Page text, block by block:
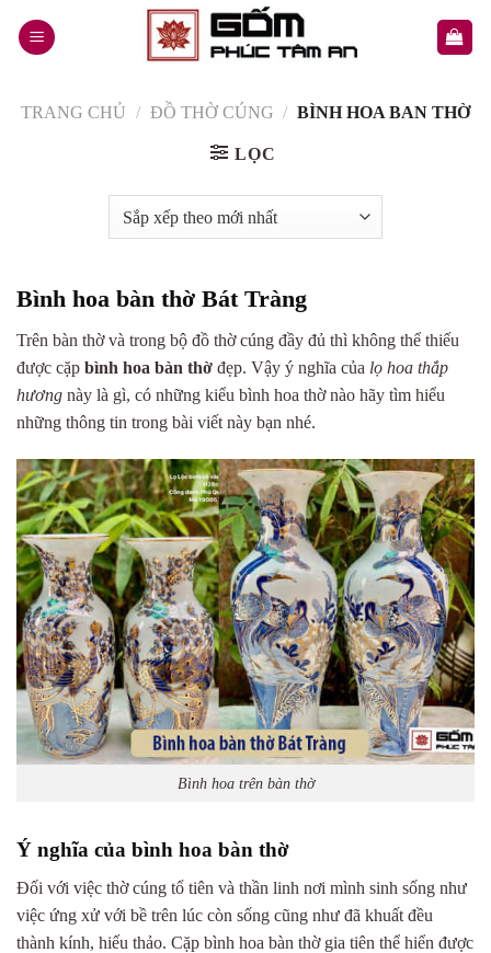
TRANG CHỦ / ĐỒ THỜ CÚNG / BÌNH HOA BAN THỜ
LỌC
Bình hoa bàn thờ Bát Tràng
Trên bàn thờ và trong bộ đồ thờ cúng đầy đủ thì không thể thiếu
được cặp bình hoa bàn thờ đẹp. Vậy ý nghĩa của lọ hoa thắp
hương này là gì, có những kiểu bình hoa thờ nào hãy tìm hiểu
những thông tin trong bài viết này bạn nhé.
Bình hoa trên bàn thờ
Ý nghĩa của bình hoa bàn thờ
Đối với việc thờ cúng tổ tiên và thần linh nơi mình sinh sống như
việc ứng xử với bề trên lúc còn sống cũng như đã khuất đều
thành kính, hiếu thảo. Cặp bình hoa bàn thờ gia tiên thể hiển được